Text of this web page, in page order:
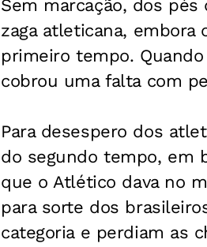
Sem marcação, dos
zaga atleticana,
primeiro tempo.
cobrou uma falta com
Para desespero dos
do segundo tempo, em
que o Atlético dava no
para sorte dos
categoria e perdiam as